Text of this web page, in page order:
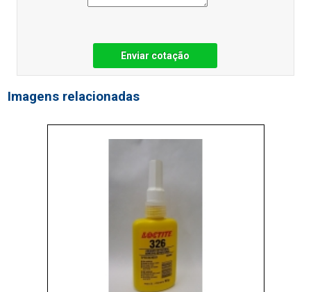
Enviar cotação
Imagens relacionadas